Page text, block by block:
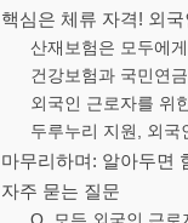
핵심은 체류 자격! 외
산재보험은 모두에
건강보험과 국민연
외국인 근로자를 위
두루누리 지원, 외국
마무리하며: 알아두면
자주 묻는 질문